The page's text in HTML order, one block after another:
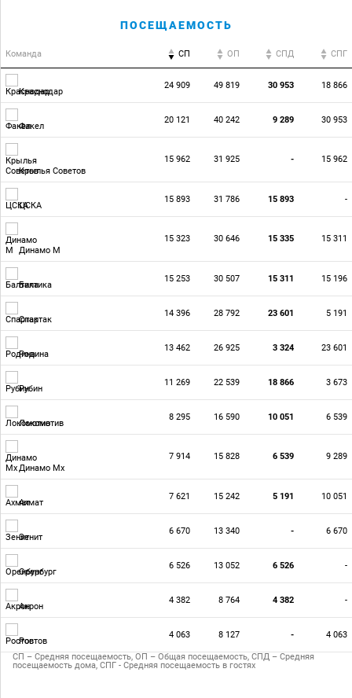
ПОСЕЩАЕМОСТЬ
Команда СП ОП CПД CПГ
Краснодар
24 909 49 819 30 953 18 866
Факел
20 121 40 242 9 289 30 953
Крылья Советов
15 962 31 925 - 15 962
ЦСКА
15 893 31 786 15 893 -
Динамо М
15 323 30 646 15 335 15 311
Балтика
15 253 30 507 15 311 15 196
Спартак
14 396 28 792 23 601 5 191
Родина
13 462 26 925 3 324 23 601
Рубин
11 269 22 539 18 866 3 673
Локомотив
8 295 16 590 10 051 6 539
Динамо Мх
7 914 15 828 6 539 9 289
Ахмат
7 621 15 242 5 191 10 051
Зенит
6 670 13 340 - 6 670
Оренбург
6 526 13 052 6 526 -
Акрон
4 382 8 764 4 382 -
Ростов
4 063 8 127 - 4 063
СП – Средняя посещаемость, ОП – Общая посещаемость, СПД – Средняя
посещаемость дома, СПГ - Средняя посещаемость в гостях